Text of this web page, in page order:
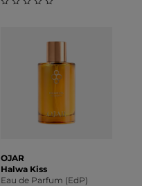
OJAR
Halwa Kiss
Eau de Parfum (EdP)